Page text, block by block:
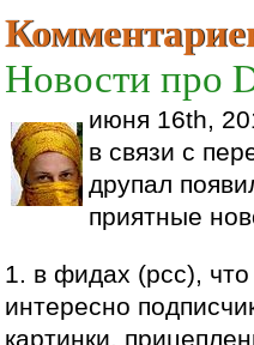
Новости про
июня 16th,
в связи с
друпал
приятные
1. в фидах (рсс),
интересно
картинки,